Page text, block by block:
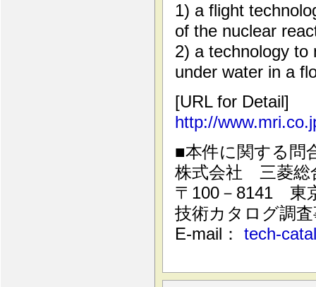
1) a flight
of the nuclear
2) a technology to
under water in a
[URL for Detail]
http://
■本件に関する問
株式会社 三菱総
〒100－8141 東
技術カタログ調
E-mail： tech-